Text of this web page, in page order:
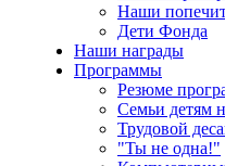
Наши
Дети Фонда
Наши награды
Программы
Резюме
Семьи детям
Трудовой
"Ты не одна!"